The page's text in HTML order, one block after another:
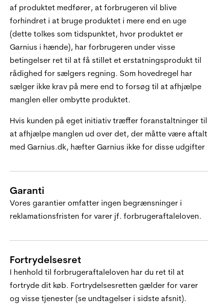
af produktet medfører, at forbrugeren vil blive
forhindret i at bruge produktet i mere end en uge
(dette tolkes som tidspunktet, hvor produktet er
Garnius i hænde), har forbrugeren under visse
betingelser ret til at få stillet et erstatningsprodukt til
rådighed for sælgers regning. Som hovedregel har
sælger ikke krav på mere end to forsøg til at afhjælpe
manglen eller ombytte produktet.
Hvis kunden på eget initiativ træffer foranstaltninger til
at afhjælpe manglen ud over det, der måtte være aftalt
med Garnius.dk, hæfter Garnius ikke for disse udgifter
Garanti
Vores garantier omfatter ingen begrænsninger i
reklamationsfristen for varer jf. forbrugeraftaleloven.
Fortrydelsesret
I henhold til forbrugeraftaleloven har du ret til at
fortryde dit køb. Fortrydelsesretten gælder for varer
og visse tjenester (se undtagelser i sidste afsnit).